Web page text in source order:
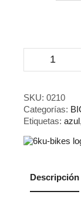
6KU
8vel
Maryland
Blue
cantidad
SKU: 0210
Categorías:
Etiquetas: azul,
Descripción